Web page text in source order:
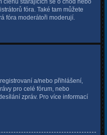
fóra. Také tam můžete
fóra moderátoři moderují.
a/nebo přihlášení,
pro celé fórum, nebo
zpráv. Pro více informací